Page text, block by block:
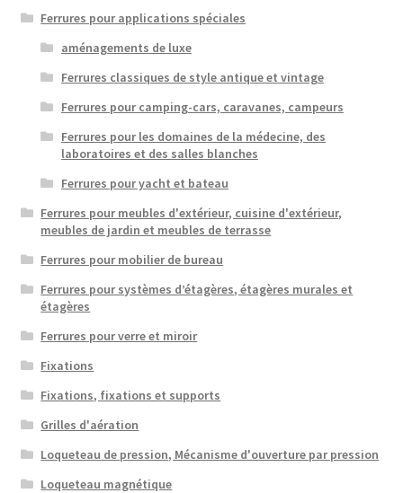
Ferrures pour applications spéciales
aménagements de luxe
Ferrures classiques de style antique et vintage
Ferrures pour camping-cars, caravanes, campeurs
Ferrures pour les domaines de la médecine, des
laboratoires et des salles blanches
Ferrures pour yacht et bateau
Ferrures pour meubles d'extérieur, cuisine d'extérieur,
meubles de jardin et meubles de terrasse
Ferrures pour mobilier de bureau
Ferrures pour systèmes d’étagères, étagères murales et
étagères
Ferrures pour verre et miroir
Fixations
Fixations, fixations et supports
Grilles d'aération
Loqueteau de pression, Mécanisme d'ouverture par pression
Loqueteau magnétique